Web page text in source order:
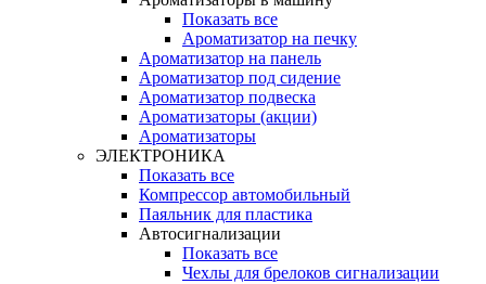
Показать все
Ароматизатор на печку
Ароматизатор на панель
Ароматизатор под сидение
Ароматизатор подвеска
Ароматизаторы (акции)
Ароматизаторы
ЭЛЕКТРОНИКА
Показать все
Компрессор автомобильный
Паяльник для пластика
Автосигнализации
Показать все
Чехлы для брелоков сигнализации